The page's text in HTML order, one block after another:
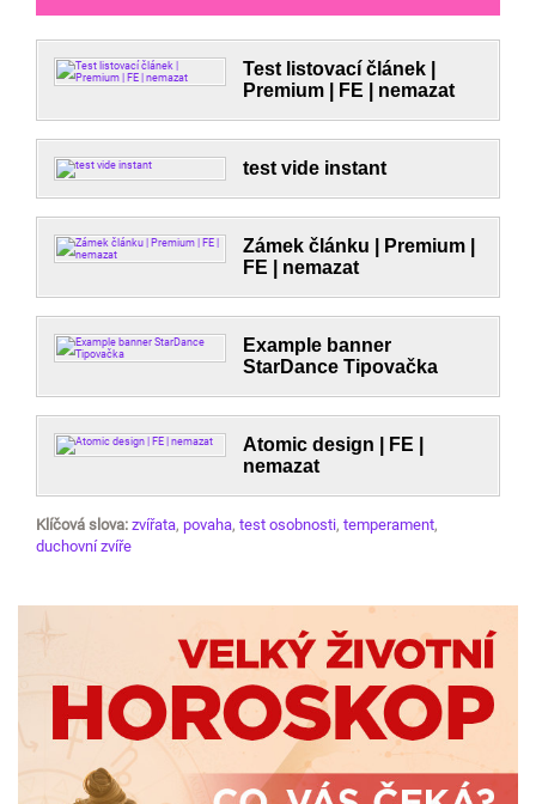
Test listovací článek |
Premium | FE | nemazat
test vide instant
Zámek článku | Premium |
FE | nemazat
Example banner
StarDance Tipovačka
Atomic design | FE |
nemazat
Klíčová slova: zvířata, povaha, test osobnosti, temperament,
duchovní zvíře